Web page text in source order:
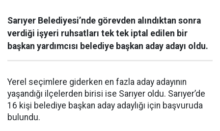
Sarıyer Belediyesi’nde görevden alındıktan sonra
verdiği işyeri ruhsatları tek tek iptal edilen bir
başkan yardımcısı belediye başkan aday adayı oldu.
Yerel seçimlere giderken en fazla aday adayının
yaşandığı ilçelerden birisi ise Sarıyer oldu. Sarıyer’de
16 kişi belediye başkan aday adaylığı için başvuruda
bulundu.